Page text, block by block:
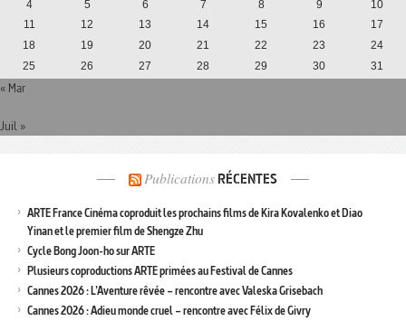
4 5 6 7 8 9
10
11
12 13 14 15 16
17
18
19 20 21 22 23
24
25
26 27 28 29 30 31
« Mar
Juil »
Publications RÉCENTES
ARTE France Cinéma coproduit les prochains films de Kira Kovalenko et Diao
Yinan et le premier film de Shengze Zhu
Cycle Bong Joon-ho sur ARTE
Plusieurs coproductions ARTE primées au Festival de Cannes
Cannes 2026 : L’Aventure rêvée – rencontre avec Valeska Grisebach
Cannes 2026 : Adieu monde cruel – rencontre avec Félix de Givry